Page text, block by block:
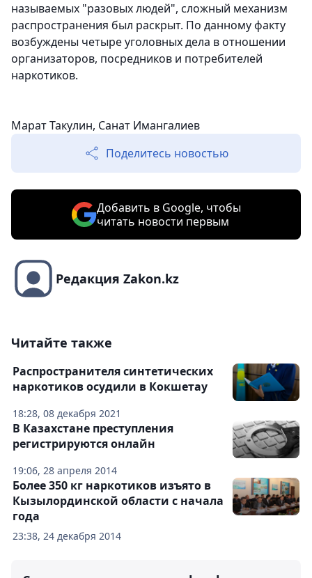
называемых "разовых людей", сложный механизм
распространения был раскрыт. По данному факту
возбуждены четыре уголовных дела в отношении
организаторов, посредников и потребителей
наркотиков.
Марат Такулин, Санат Имангалиев
Поделитесь новостью
Добавить в Google, чтобы
читать новости первым
Редакция Zakon.kz
Читайте также
18:28, 08 декабря 2021
Распространителя синтетических
наркотиков осудили в Кокшетау
19:06, 28 апреля 2014
В Казахстане преступления
регистрируются онлайн
23:38, 24 декабря 2014
Более 350 кг наркотиков изъято в
Кызылординской области с начала
года